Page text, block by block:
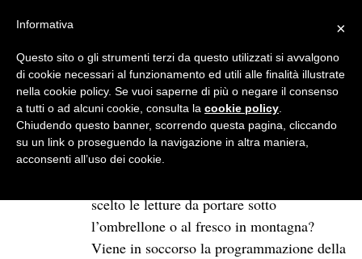
BROWSE TAG
Resto qui
Teatro da spiaggia: i romanzi
per prepararsi alla prossima
stagione teatrale
scelto le letture da portare sotto
l’ombrellone o al fresco in montagna?
Viene in soccorso la programmazione della
×
Informativa
Questo sito o gli strumenti terzi da questo utilizzati si avvalgono
di cookie necessari al funzionamento ed utili alle finalità illustrate
nella cookie policy. Se vuoi saperne di più o negare il consenso
a tutti o ad alcuni cookie, consulta la cookie policy
Chiudendo questo banner, scorrendo questa pagina, cliccando
su un link o proseguendo la navigazione in altra maniera,
acconsenti all’uso dei cookie.